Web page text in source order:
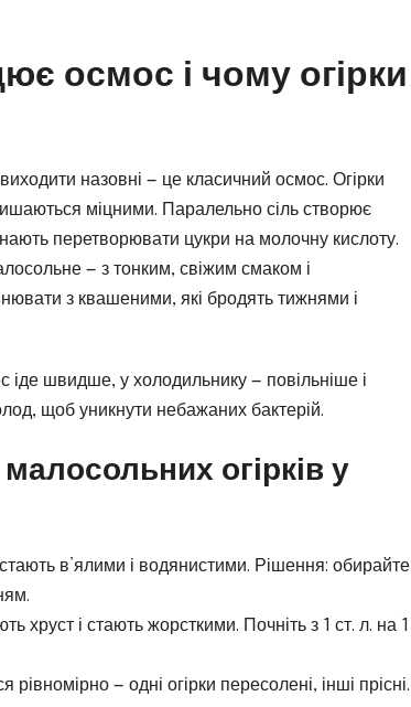
осмос і чому огірки
назовні — це класичний осмос. Огірки
міцними. Паралельно сіль створює
перетворювати цукри на молочну кислоту.
— з тонким, свіжим смаком і
з квашеними, які бродять тижнями і
іде швидше, у холодильнику — повільніше і
щоб уникнути небажаних бактерій.
огірків у
в’ялими і водянистими. Рішення: обирайте
хруст і стають жорсткими. Почніть з 1 ст. л. на 1
рівномірно — одні огірки пересолені, інші прісні.